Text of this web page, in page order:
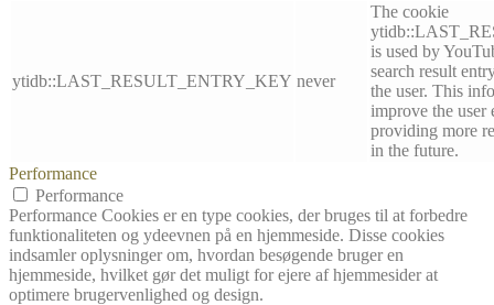
ytidb::LAST_RESULT_ENTRY_KEY never
The cookie
is used by
search result
the user. This
improve the user
providing more
in the future.
Performance
Performance
Performance Cookies er en type cookies, der bruges til at forbedre
funktionaliteten og ydeevnen på en hjemmeside. Disse cookies
indsamler oplysninger om, hvordan besøgende bruger en
hjemmeside, hvilket gør det muligt for ejere af hjemmesider at
optimere brugervenlighed og design.